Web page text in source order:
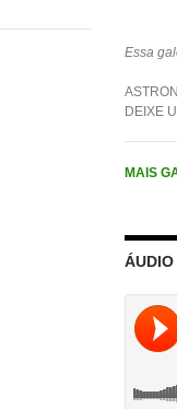
Essa
DEIXE
MAIS
ÁUDIO